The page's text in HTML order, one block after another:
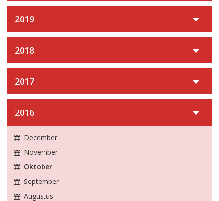
2019
2018
2017
2016
December
November
Oktober
September
Augustus